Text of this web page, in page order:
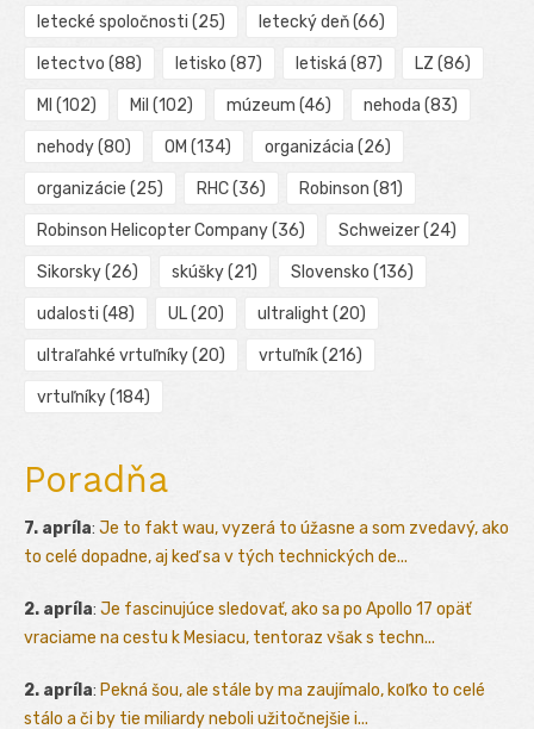
letecké spoločnosti (25) letecký deň(66)
letectvo (88) letisko (87) letiská (87) LZ (86)
MI (102) Mil (102) múzeum (46) nehoda (83)
nehody(80) OM (134) organizácia (26)
organizácie (25) RHC(36) Robinson (81)
Robinson Helicopter Company(36) Schweizer(24)
Sikorsky(26) skúšky(21) Slovensko (136)
udalosti (48) UL(20) ultralight (20)
ultraľahké vrtuľníky(20) vrtuľník(216)
vrtuľníky(184)
Poradňa
7. apríla: Je to fakt wau, vyzerá to úžasne a som zvedavý, ako
to celé dopadne, aj keď sa v tých technických de...
2. apríla: Je fascinujúce sledovať, ako sa po Apollo 17 opäť
vraciame na cestu k Mesiacu, tentoraz však s techn...
2. apríla: Pekná šou, ale stále by ma zaujímalo, koľko to celé
stálo a či by tie miliardy neboli užitočnejšie i...